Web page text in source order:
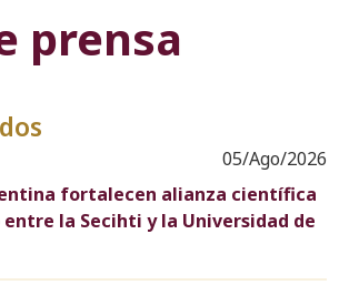
prensa
05/Ago/2026
fortalecen alianza científica
la Secihti y la Universidad de